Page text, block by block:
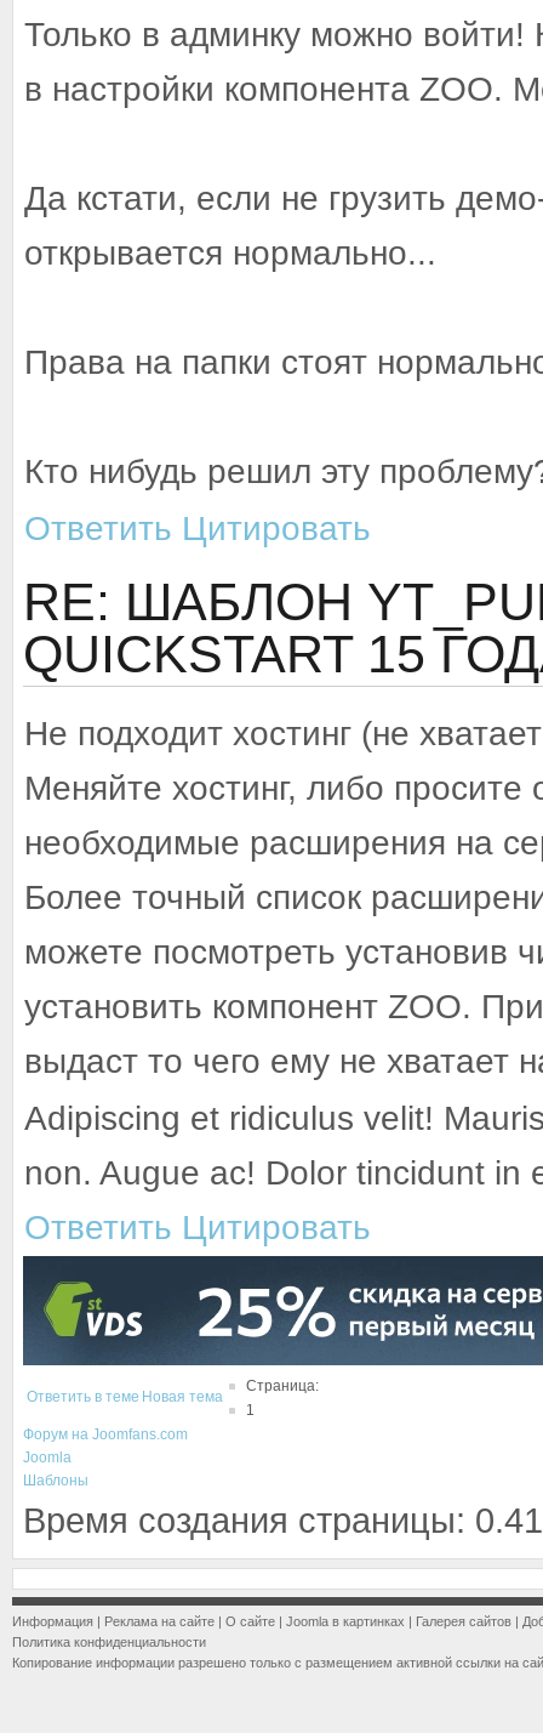
Только в админку можно войти!
в настройки компонента ZOO.
Да кстати, если не грузить
открывается нормально...
Права на папки стоят
Кто нибудь решил эту
Ответить Цитировать
RE: ШАБЛОН
QUICKSTART 15
Не подходит хостинг (не
Меняйте хостинг, либо просите
необходимые расширения на
Более точный список
можете посмотреть установив
установить компонент ZOO.
выдаст то чего ему не хватает
Adipiscing et ridiculus velit!
non. Augue ac! Dolor tincidunt in
Ответить Цитировать
Ответить в теме Новая тема
Страница:
1
Форум на Joomfans.com
Joomla
Шаблоны
Время создания страницы:
Информация | Реклама на сайте | О сайте | Joomla в картинках | Галерея сайтов |
Политика конфиденциальности
Копирование информации разрешено только с размещением активной ссылки на